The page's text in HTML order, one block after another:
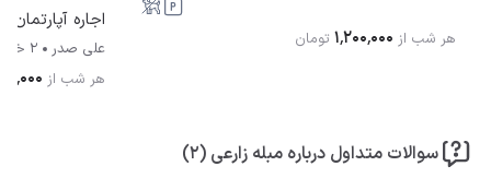
هر شب از ۱٬۲۰۰٬۰۰۰ تومان
اجاره آپارتمان مبله
علی صدر
2 خوابه
هر شب از
سوالات متداول درباره مبله زارعی (۲)